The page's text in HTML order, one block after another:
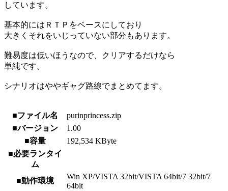
しています。
基本的にはＲＴＰをベースにしており
大きくそれをいじっていない部分もあります。
難易度は低いほうなので、クリアするだけなら
単純です。
シナリオはややギャグ路線でまとめてます。
■ファイル名
purinprincess.zip
■バージョン
1.00
■容量
192,534 KByte
■必要ランタイ
ム
■動作環境
Win XP/VISTA 32bit/VISTA 64bit/7 32bit/7
64bit